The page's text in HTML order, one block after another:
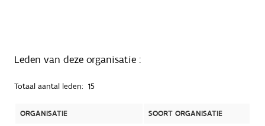
Leden van deze organisatie :
Totaal aantal leden: 15
ORGANISATIE SOORT ORGANISATIE